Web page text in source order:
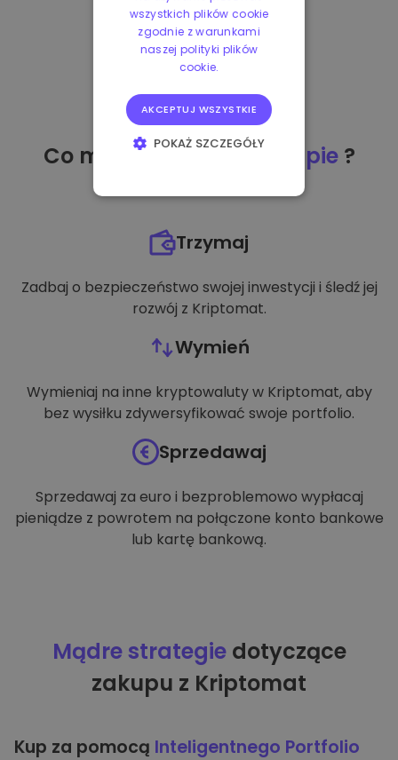
Co mogę zrobićpo zakupie?
Trzymaj
Zadbaj o bezpieczeństwo swojej inwestycji i śledź jej
rozwój z Kriptomat.
Wymień
Wymieniaj na inne kryptowaluty w Kriptomat, aby
bez wysiłku zdywersyfikować swoje portfolio.
Sprzedawaj
Sprzedawaj za euro i bezproblemowo wypłacaj
pieniądze z powrotem na połączone konto bankowe
lub kartę bankową.
Mądre strategiedotyczące
zakupu z Kriptomat
Kup za pomocą Inteligentnego Portfolio
wszystkich plików cookie
zgodnie z warunkami
naszej polityki plików
cookie.
AKCEPTUJ WSZYSTKIE
POKAŻ SZCZEGÓŁY
TARGETOWANIE
FUNKCJONALNOŚĆ